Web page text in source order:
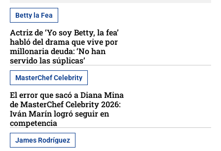
Betty la Fea
Actriz de ‘Yo soy Betty, la fea’
habló del drama que vive por
millonaria deuda: ‘No han
servido las súplicas’
MasterChef Celebrity
El error que sacó a Diana Mina
de MasterChef Celebrity 2026:
Iván Marín logró seguir en
competencia
James Rodríguez